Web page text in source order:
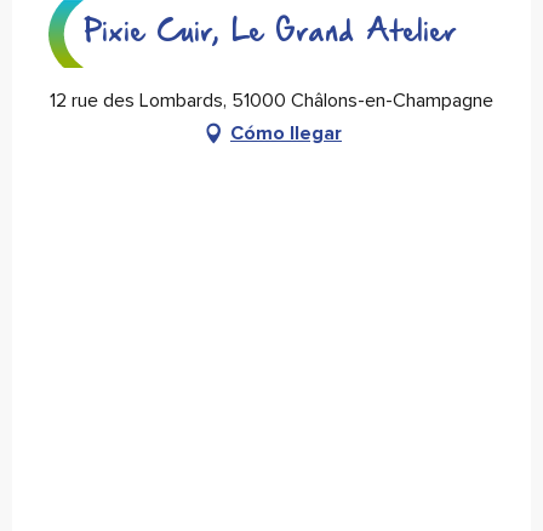
Pixie Cuir, Le Grand Atelier
12 rue des Lombards, 51000 Châlons-en-Champagne
Cómo llegar